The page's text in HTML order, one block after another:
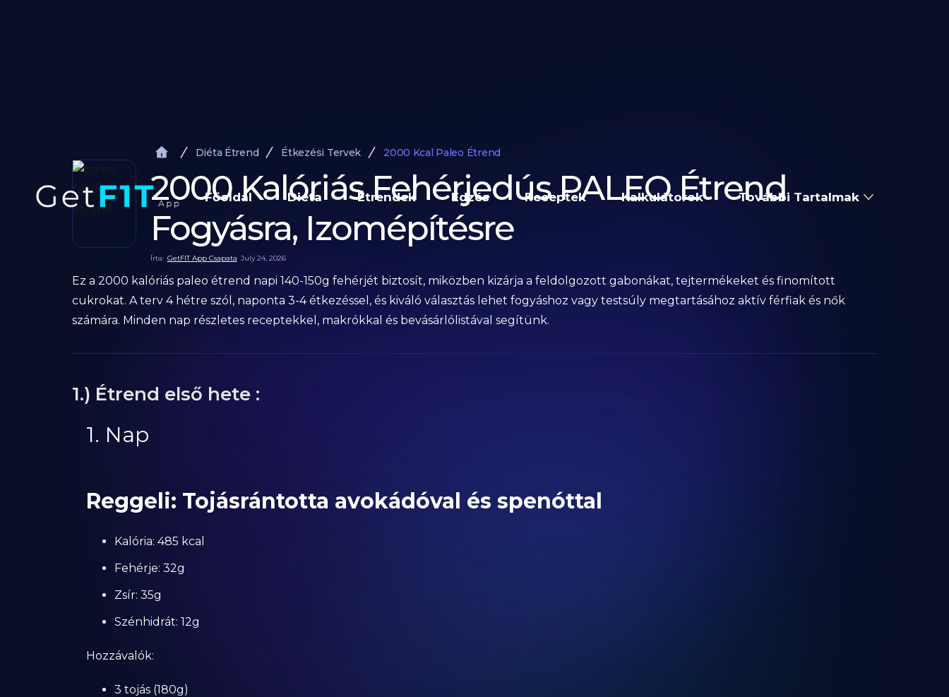
Főoldal Diéta Étrendek Edzés Receptek Kalkulátorok További Tartalmak
Diéta Étrend Étkezési Tervek 2000 Kcal Paleo Étrend
2000 Kalóriás Fehérjedús PALEO Étrend
Fogyásra, Izomépítésre
Írta: GetFIT App Csapata July 24, 2026
Ez a 2000 kalóriás paleo étrend napi 140-150g fehérjét biztosít, miközben kizárja a feldolgozott gabonákat, tejtermékeket és finomított
cukrokat. A terv 4 hétre szól, naponta 3-4 étkezéssel, és kiváló választás lehet fogyáshoz vagy testsúly megtartásához aktív férfiak és nők
számára. Minden nap részletes receptekkel, makrókkal és bevásárlólistával segítünk.
1.) Étrend első hete :
1. Nap
Reggeli: Tojásrántotta avokádóval és spenóttal
Kalória: 485 kcal
Fehérje: 32g
Zsír: 35g
Szénhidrát: 12g
Hozzávalók:
3 tojás (180g)